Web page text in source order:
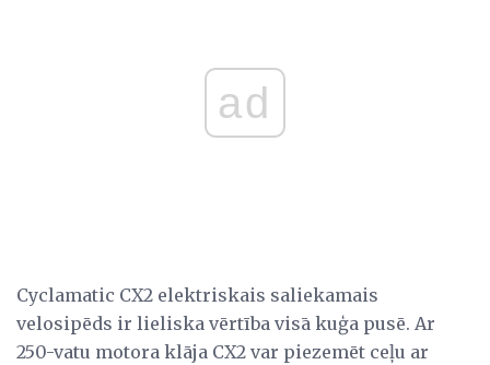
ad
Cyclamatic CX2 elektriskais saliekamais
velosipēds ir lieliska vērtība visā kuģa pusē. Ar
250-vatu motora klāja CX2 var piezemēt ceļu ar